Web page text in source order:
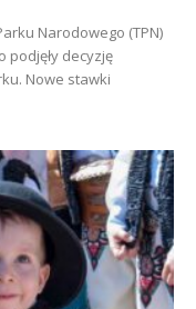
Narodowego (TPN)
podjęły decyzję
Nowe stawki